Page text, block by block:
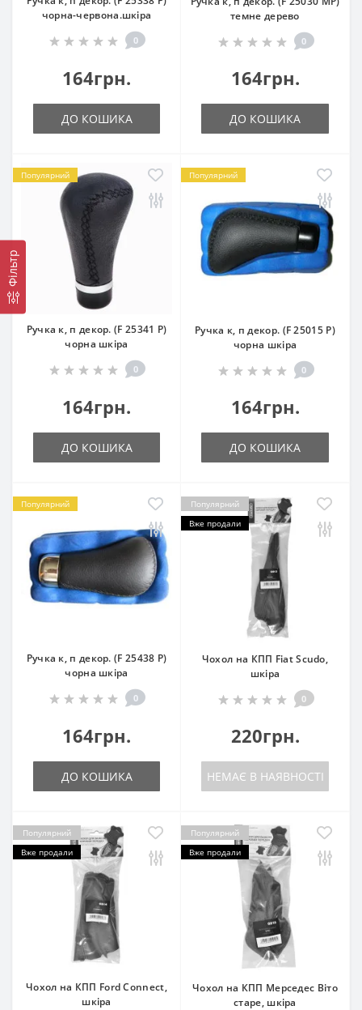
Фільтр
чорна-червона.шкіра
0
164грн.
ДО КОШИКА
темне дерево
0
164грн.
ДО КОШИКА
Популярний
Ручка к, п декор. (F 25341 P)
чорна шкіра
0
164грн.
ДО КОШИКА
Популярний
Ручка к, п декор. (F 25015 P)
чорна шкіра
0
164грн.
ДО КОШИКА
Популярний
Ручка к, п декор. (F 25438 P)
чорна шкіра
0
164грн.
ДО КОШИКА
Популярний
Вже продали
Чохол на КПП Fiat Scudo,
шкіра
0
220грн.
НЕМАЄ В НАЯВНОСТІ
Популярний
Вже продали
Чохол на КПП Ford Connect,
шкіра
Популярний
Вже продали
Чохол на КПП Мерседес Віто
старе, шкіра